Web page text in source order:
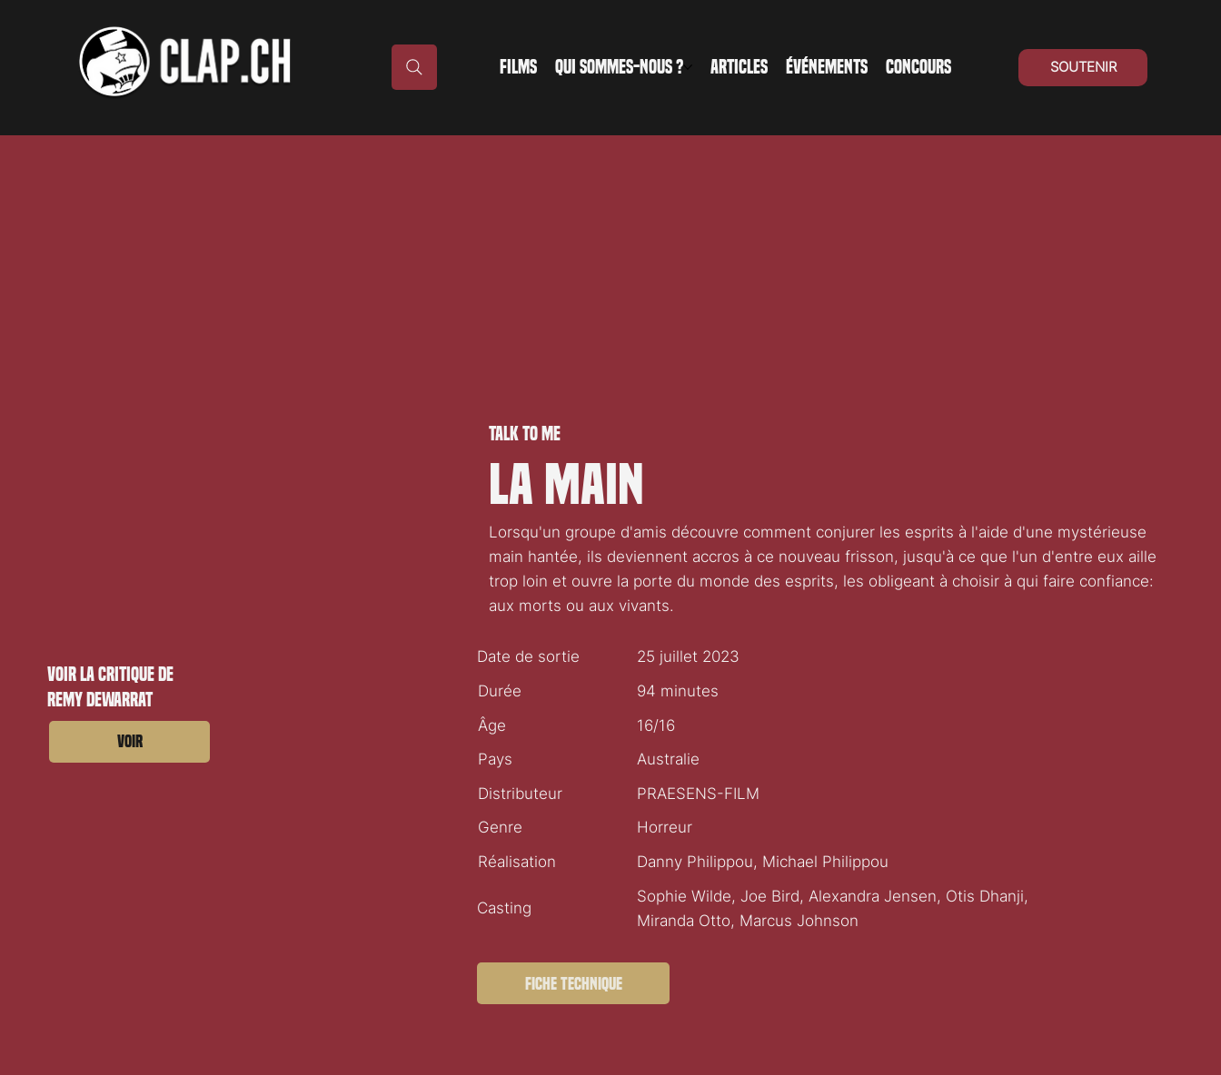
FILMS QUI SOMMES-NOUS ? ARTICLES ÉVÉNEMENTS CONCOURS SOUTENIR
Voir la critique de
Remy Dewarrat
Voir
Talk to Me
La Main
Lorsqu'un groupe d'amis découvre comment conjurer les esprits à l'aide d'une mystérieuse
main hantée, ils deviennent accros à ce nouveau frisson, jusqu'à ce que l'un d'entre eux aille
trop loin et ouvre la porte du monde des esprits, les obligeant à choisir à qui faire confiance:
aux morts ou aux vivants.
Date de sortie
25 juillet 2023
Durée
94 minutes
Âge
16/16
Pays
Australie
Distributeur
PRAESENS-FILM
Genre
Horreur
Réalisation
Danny Philippou, Michael Philippou
Casting
Sophie Wilde, Joe Bird, Alexandra Jensen, Otis Dhanji,
Miranda Otto, Marcus Johnson
Fiche technique